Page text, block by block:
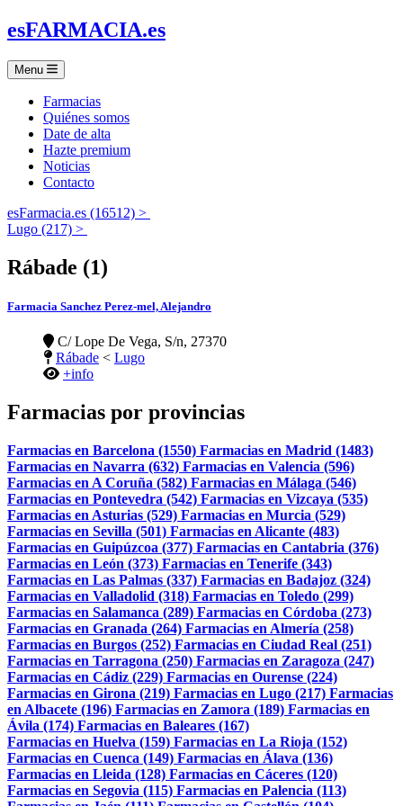
esFARMACIA.es
Menu
Farmacias
Quiénes somos
Date de alta
Hazte premium
Noticias
Contacto
esFarmacia.es (16512) >
Lugo (217) >
Rábade (1)
Farmacia Sanchez Perez-mel, Alejandro
C/ Lope De Vega, S/n, 27370
Rábade < Lugo
+info
Farmacias por provincias
Farmacias en Barcelona (1550) Farmacias en Madrid (1483)
Farmacias en Navarra (632) Farmacias en Valencia (596)
Farmacias en A Coruña (582) Farmacias en Málaga (546)
Farmacias en Pontevedra (542) Farmacias en Vizcaya (535)
Farmacias en Asturias (529) Farmacias en Murcia (529)
Farmacias en Sevilla (501) Farmacias en Alicante (483)
Farmacias en Guipúzcoa (377) Farmacias en Cantabria (376)
Farmacias en León (373) Farmacias en Tenerife (343)
Farmacias en Las Palmas (337) Farmacias en Badajoz (324)
Farmacias en Valladolid (318) Farmacias en Toledo (299)
Farmacias en Salamanca (289) Farmacias en Córdoba (273)
Farmacias en Granada (264) Farmacias en Almería (258)
Farmacias en Burgos (252) Farmacias en Ciudad Real (251)
Farmacias en Tarragona (250) Farmacias en Zaragoza (247)
Farmacias en Cádiz (229) Farmacias en Ourense (224)
Farmacias en Girona (219) Farmacias en Lugo (217) Farmacias
en Albacete (196) Farmacias en Zamora (189) Farmacias en
Ávila (174) Farmacias en Baleares (167)
Farmacias en Huelva (159) Farmacias en La Rioja (152)
Farmacias en Cuenca (149) Farmacias en Álava (136)
Farmacias en Lleida (128) Farmacias en Cáceres (120)
Farmacias en Segovia (115) Farmacias en Palencia (113)